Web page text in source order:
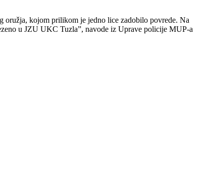
oružja, kojom prilikom je jedno lice zadobilo povrede. Na
u JZU UKC Tuzla”, navode iz Uprave policije MUP-a